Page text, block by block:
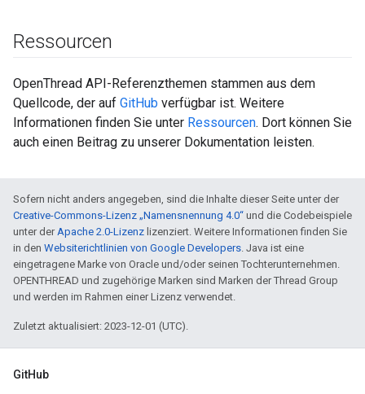
Ressourcen
OpenThread API-Referenzthemen stammen aus dem
Quellcode, der auf GitHub verfügbar ist. Weitere
Informationen finden Sie unter Ressourcen. Dort können Sie
auch einen Beitrag zu unserer Dokumentation leisten.
Sofern nicht anders angegeben, sind die Inhalte dieser Seite unter der
Creative-Commons-Lizenz „Namensnennung 4.0“ und die Codebeispiele
unter derApache 2.0-Lizenz lizenziert. Weitere Informationen finden Sie
in den Websiterichtlinien von Google Developers. Java ist eine
eingetragene Marke von Oracle und/oder seinen Tochterunternehmen.
OPENTHREAD und zugehörige Marken sind Marken der Thread Group
und werden im Rahmen einer Lizenz verwendet.
Zuletzt aktualisiert: 2023-12-01 (UTC).
GitHub